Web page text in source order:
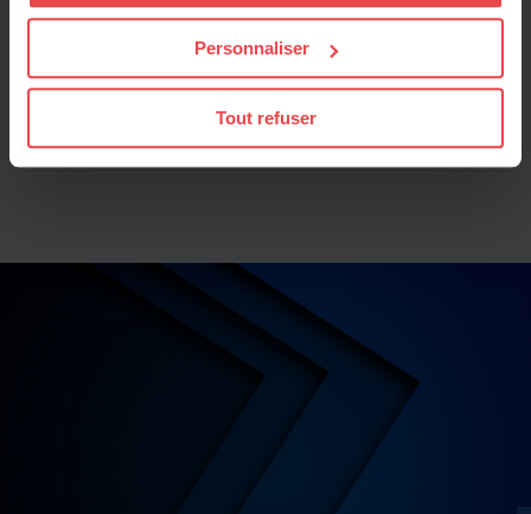
cookies ou en cliquant sur l'icône de confidentialité.
géographique qui peuvent être précises à plusieurs
Pour en savoir plus sur le traitement de vos données
personnelles et définir vos préférences, reportez-vous à
section « Détails »
. Vous pouvez modifier ou retirer
votre consentement à tout moment à partir de la
Les cookies nous permettent de personnaliser le contenu
et les annonces, d'offrir des fonctionnalités relatives aux
médias sociaux et d'analyser notre trafic sur les sites
Personnaliser
Tout refuser